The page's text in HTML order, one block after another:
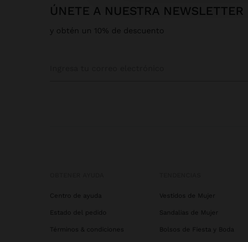
ÚNETE A NUESTRA NEWSLETTER
y obtén un 10% de descuento
Centro de ayuda
Estado del pedido
Términos & condiciones
Vestidos de Mujer
Sandalias de Mujer
Bolsos de Fiesta y Boda